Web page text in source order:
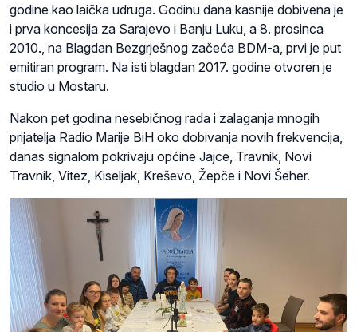
godine kao laička udruga. Godinu dana kasnije dobivena je
i prva koncesija za Sarajevo i Banju Luku, a 8. prosinca
2010., na Blagdan Bezgrješnog začeća BDM-a, prvi je put
emitiran program. Na isti blagdan 2017. godine otvoren je
studio u Mostaru.
Nakon pet godina nesebičnog rada i zalaganja mnogih
prijatelja Radio Marije BiH oko dobivanja novih frekvencija,
danas signalom pokrivaju općine Jajce, Travnik, Novi
Travnik, Vitez, Kiseljak, Kreševo, Žepče i Novi Šeher.